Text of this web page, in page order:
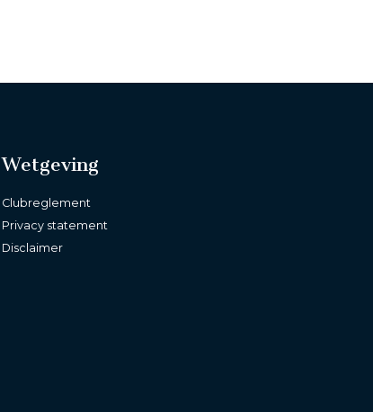
Wetgeving
Clubreglement
Privacy statement
Disclaimer